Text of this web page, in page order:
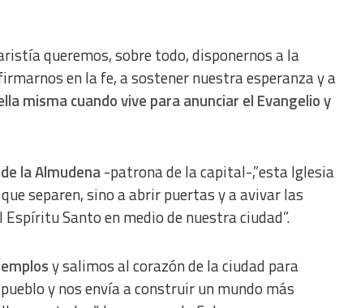
queremos, sobre todo, disponernos a la
en la fe, a sostener nuestra esperanza y a
misma cuando vive para anunciar el Evangelio y
la Almudena-patrona de la capital-,”esta Iglesia
separen, sino a abrir puertas y a avivar las
Santo en medio de nuestra ciudad”.
y salimos al corazón de la ciudad para
y nos envía a construir un mundo más